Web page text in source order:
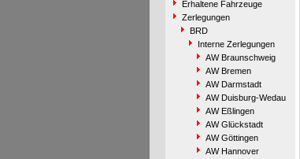
Erhaltene Fahrzeuge
Zerlegungen
BRD
Interne Zerlegungen
AW Braunschweig
AW Bremen
AW Darmstadt
AW Duisburg-Wedau
AW Eßlingen
AW Glückstadt
AW Göttingen
AW Hannover